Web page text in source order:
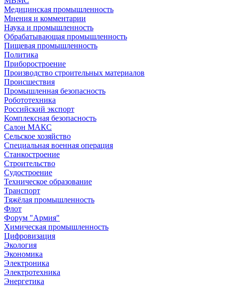
Медицинская промышленность
Мнения и комментарии
Наука и промышленность
Обрабатывающая промышленность
Пищевая промышленность
Политика
Приборостроение
Производство строительных материалов
Происшествия
Промышленная безопасность
Робототехника
Российский экспорт
Комплексная безопасность
Салон МАКС
Сельское хозяйство
Специальная военная операция
Станкостроение
Строительство
Судостроение
Техническое образование
Транспорт
Тяжёлая промышленность
Флот
Форум "Армия"
Химическая промышленность
Цифровизация
Экология
Экономика
Электроника
Электротехника
Энергетика